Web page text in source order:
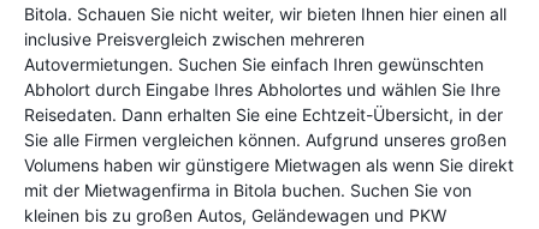
Bitola. Schauen Sie nicht weiter, wir bieten Ihnen hier einen all
inclusive Preisvergleich zwischen mehreren
Autovermietungen. Suchen Sie einfach Ihren gewünschten
Abholort durch Eingabe Ihres Abholortes und wählen Sie Ihre
Reisedaten. Dann erhalten Sie eine Echtzeit-Übersicht, in der
Sie alle Firmen vergleichen können. Aufgrund unseres großen
Volumens haben wir günstigere Mietwagen als wenn Sie direkt
mit der Mietwagenfirma in Bitola buchen. Suchen Sie von
kleinen bis zu großen Autos, Geländewagen und PKW